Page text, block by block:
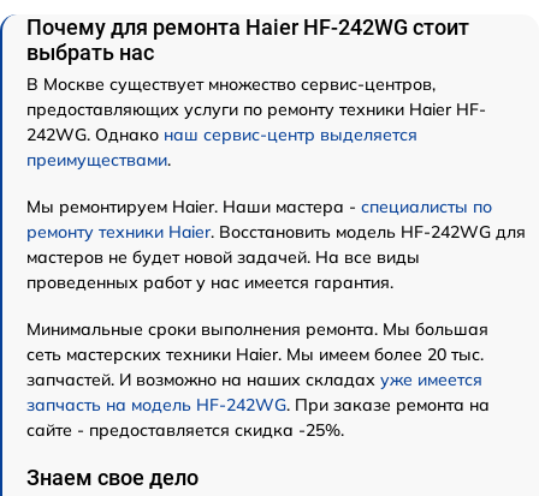
Почему для ремонта Haier HF-242WG стоит
выбрать нас
В Москве существует множество сервис-центров,
предоставляющих услуги по ремонту техники Haier HF-
242WG. Однако наш сервис-центр выделяется
преимуществами.
Мы ремонтируем Haier. Наши мастера - специалисты по
ремонту техники Haier. Восстановить модель HF-242WG для
мастеров не будет новой задачей. На все виды
проведенных работ у нас имеется гарантия.
Минимальные сроки выполнения ремонта. Мы большая
сеть мастерских техники Haier. Мы имеем более 20 тыс.
запчастей. И возможно на наших складах уже имеется
запчасть на модель HF-242WG. При заказе ремонта на
сайте - предоставляется скидка -25%.
Знаем свое дело